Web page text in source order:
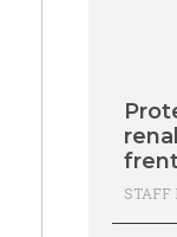
STAFF